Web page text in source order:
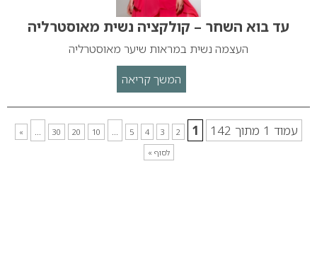
עד בוא השחר – קולקציה נשית מאוסטרליה
העצמה נשית במראות שיער מאוסטרליה
המשך קריאה
עמוד 1 מתוך 142 1
2
3
4
5
...
10
20
30
...
»
לסוף »